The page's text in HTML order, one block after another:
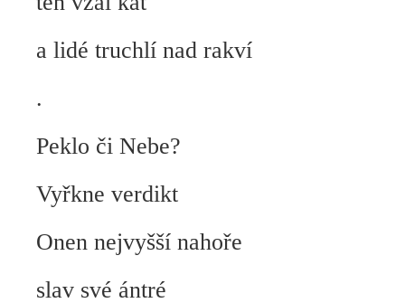
a lidé truchlí nad rakví
.
Peklo či Nebe?
Vyřkne verdikt
Onen nejvyšší nahoře
slav své ántré